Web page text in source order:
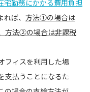
宅勤務にかかる費用負担
れば、 方法①の場合は
方法②の場合は非課税
フィスを利用した場
支払うことになるた